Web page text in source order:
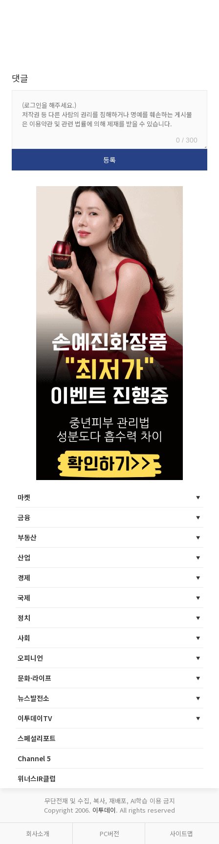
댓글
0 / 300
마켓
금융
부동산
산업
경제
국제
정치
사회
오피니언
문화·라이프
뉴스발전소
이투데이TV
스페셜리포트
Channel 5
위너스IR클럽
무단전재 및 수집, 복사, 재배포, AI학습 이용 금지
Copyright 2006. 이투데이. All rights reserved
회사소개 PC버전 사이트맵